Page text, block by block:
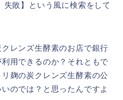
敗】という風に検索をして
レンズ生酵素のお店で銀行
用できるのか？それともで
麹の炭クレンズ生酵素の公
のでは？と思ったんですよ